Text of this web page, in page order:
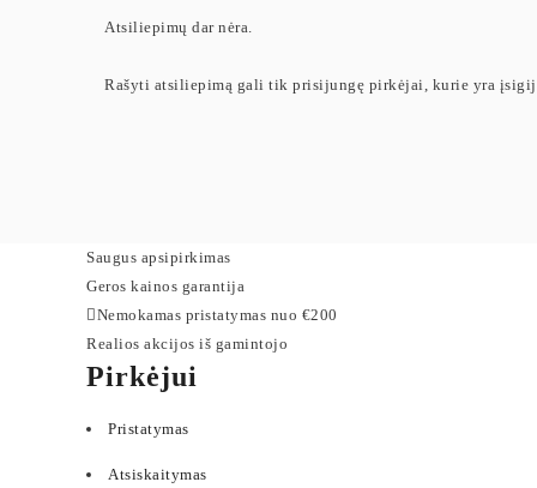
Atsiliepimų dar nėra.
Rašyti atsiliepimą gali tik prisijungę pirkėjai, kurie yra
Saugus apsipirkimas
Geros kainos garantija
Nemokamas pristatymas nuo €200
Realios akcijos iš gamintojo
Pirkėjui
Pristatymas
Atsiskaitymas